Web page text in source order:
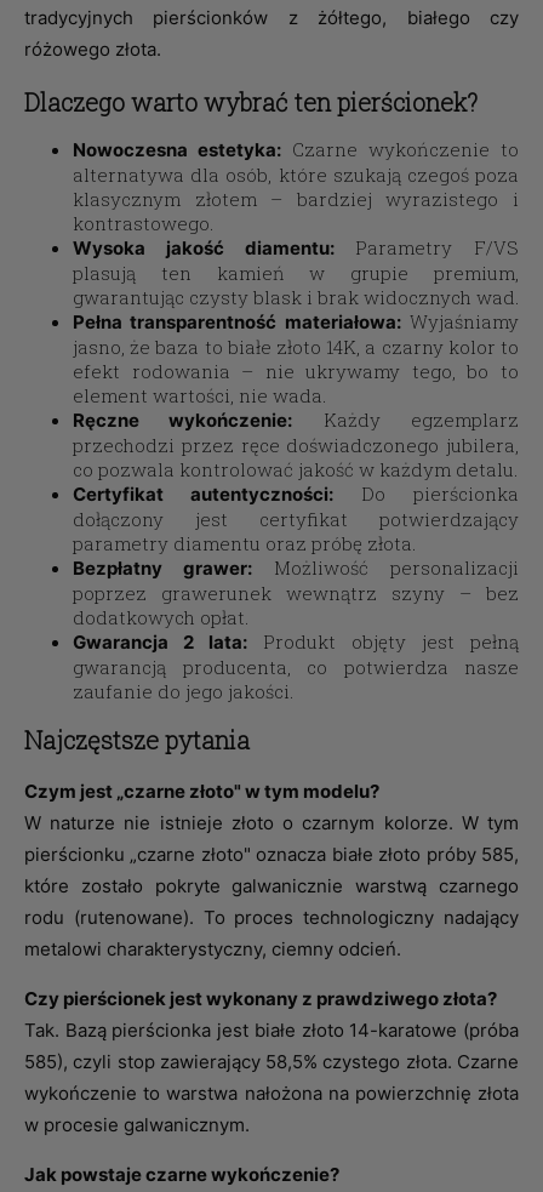
tradycyjnych pierścionków z żółtego, białego czy
różowego złota.
Dlaczego warto wybrać ten pierścionek?
Nowoczesna estetyka: Czarne wykończenie to
alternatywa dla osób, które szukają czegoś poza
klasycznym złotem – bardziej wyrazistego i
kontrastowego.
Wysoka jakość diamentu:Parametry F/VS
plasują ten kamień w grupie premium,
gwarantując czysty blask i brak widocznych wad.
Pełna transparentność materiałowa:Wyjaśniamy
jasno, że baza to białe złoto 14K, a czarny kolor to
efekt rodowania – nie ukrywamy tego, bo to
element wartości, nie wada.
Ręczne wykończenie: Każdy egzemplarz
przechodzi przez ręce doświadczonego jubilera,
co pozwala kontrolować jakość w każdym detalu.
Certyfikat autentyczności: Do pierścionka
dołączony jest certyfikat potwierdzający
parametry diamentu oraz próbę złota.
Bezpłatny grawer: Możliwość personalizacji
poprzez grawerunek wewnątrz szyny – bez
dodatkowych opłat.
Gwarancja 2 lata: Produkt objęty jest pełną
gwarancją producenta, co potwierdza nasze
zaufanie do jego jakości.
Najczęstsze pytania
Czym jest „czarne złoto" w tym modelu?
W naturze nie istnieje złoto o czarnym kolorze. W tym
pierścionku „czarne złoto" oznacza białe złoto próby 585,
które zostało pokryte galwanicznie warstwą czarnego
rodu (rutenowane). To proces technologiczny nadający
metalowi charakterystyczny, ciemny odcień.
Czy pierścionek jest wykonany z prawdziwego złota?
Tak. Bazą pierścionka jest białe złoto 14-karatowe (próba
585), czyli stop zawierający 58,5% czystego złota. Czarne
wykończenie to warstwa nałożona na powierzchnię złota
w procesie galwanicznym.
Jak powstaje czarne wykończenie?